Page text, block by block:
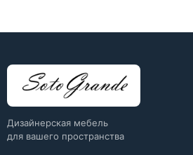
Дизайнерская мебель
для вашего пространства